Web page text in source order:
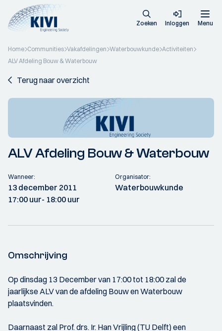
Zoeken Inloggen Menu
Home Communities Vakafdelingen Waterbouwkunde Activiteiten
ALV Afdeling Bouw & Waterbouw
Terug naar overzicht
ALV Afdeling Bouw & Waterbouw
Wanneer:
13 december 2011
17:00 uur- 18:00 uur
Organisator:
Waterbouwkunde
Omschrijving
Op dinsdag 13 December van 17:00 tot 18:00 zal de
jaarlijkse ALV van de afdeling Bouw en Waterbouw
plaatsvinden.
Daarnaast zal Prof. drs. Ir. Han Vrijling (TU Delft) een